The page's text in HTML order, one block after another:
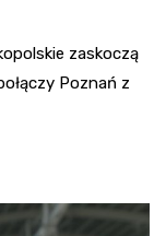
zaskoczą
Poznań z